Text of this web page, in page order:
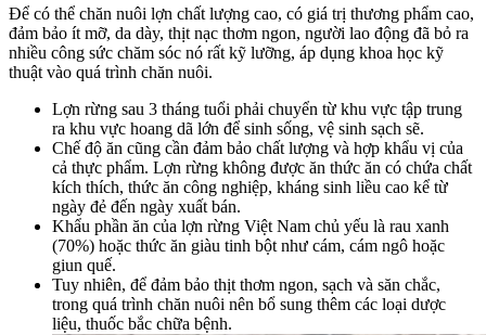
Để có thể chăn nuôi lợn chất lượng cao, có giá trị thương phẩm cao,
đảm bảo ít mỡ, da dày, thịt nạc thơm ngon, người lao động đã bỏ ra
nhiều công sức chăm sóc nó rất kỹ lưỡng, áp dụng khoa học kỹ
thuật vào quá trình chăn nuôi.
Lợn rừng sau 3 tháng tuổi phải chuyển từ khu vực tập trung
ra khu vực hoang dã lớn để sinh sống, vệ sinh sạch sẽ.
Chế độ ăn cũng cần đảm bảo chất lượng và hợp khẩu vị của
cả thực phẩm. Lợn rừng không được ăn thức ăn có chứa chất
kích thích, thức ăn công nghiệp, kháng sinh liều cao kể từ
ngày đẻ đến ngày xuất bán.
Khẩu phần ăn của lợn rừng Việt Nam chủ yếu là rau xanh
(70%) hoặc thức ăn giàu tinh bột như cám, cám ngô hoặc
giun quế.
Tuy nhiên, để đảm bảo thịt thơm ngon, sạch và săn chắc,
trong quá trình chăn nuôi nên bổ sung thêm các loại dược
liệu, thuốc bắc chữa bệnh.